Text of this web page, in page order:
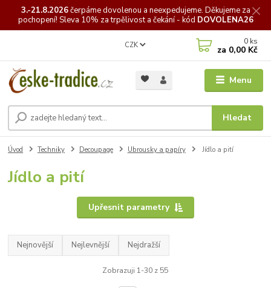
3.-21.8.2026čerpámedovolenou a neexpedujeme. Děkujeme za
pochopení! Sleva 10% za trpělivost a čekání - kód DOVOLENA26
Menu
CZK
Hledat
0 ks
za 0,00 Kč
Úvod Techniky Decoupage Ubrousky a papíry Jídlo a pití
Jídlo a pití
Upřesnit parametry
Nejnovější Nejlevnější Nejdražší
Zobrazuji 1-30 z 55